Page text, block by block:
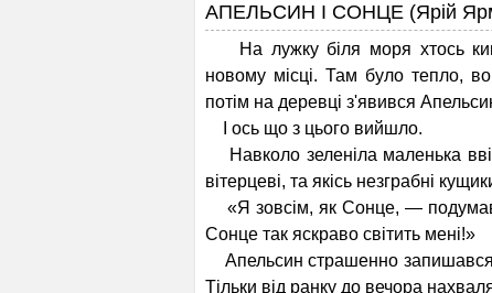
АПЕЛЬСИН І СОНЦЕ (Ярій
На лужку біля моря хтось
новому місці. Там було тепло,
потім на деревці з'явився
І ось що з цього вийшло.
Навколо зеленіла маленька
вітерцеві, та якісь незграбні
«Я зовсім, як Сонце, —
Сонце так яскраво світить мені!»
Апельсин страшенно запишався.
Тільки від ранку до вечора